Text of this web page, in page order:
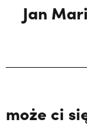
Jan
może ci